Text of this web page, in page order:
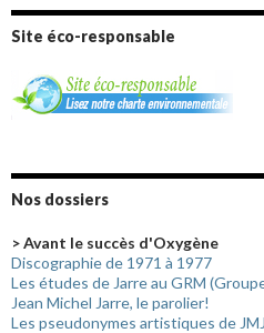
Site éco-responsable
Nos dossiers
> Avant le succès d'Oxygène
Discographie de 1971 à 1977
Les études de Jarre au GRM
Jean Michel Jarre, le parolier!
Les pseudonymes artistiques de JMJ